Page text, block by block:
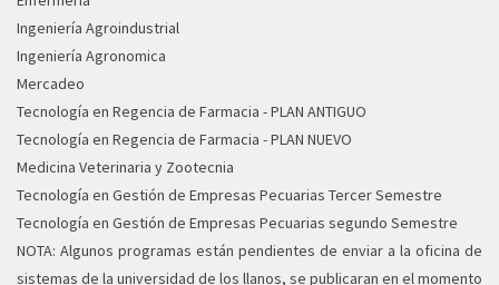
Ingeniería Agroindustrial
Ingeniería Agronomica
Mercadeo
Tecnología en Regencia de Farmacia - PLAN ANTIGUO
Tecnología en Regencia de Farmacia - PLAN NUEVO
Medicina Veterinaria y Zootecnia
Tecnología en Gestión de Empresas Pecuarias Tercer Semestre
Tecnología en Gestión de Empresas Pecuarias segundo Semestre
NOTA: Algunos programas están pendientes de enviar a la oficina de
sistemas de la universidad de los llanos, se publicaran en el momento